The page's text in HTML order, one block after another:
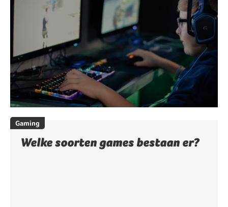
Gaming
Welke soorten games bestaan er?